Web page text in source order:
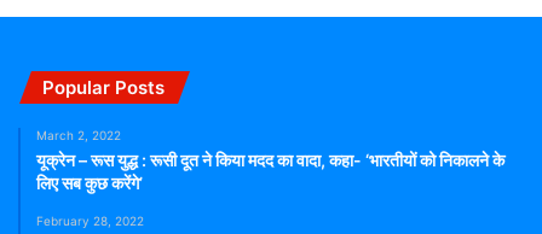
Popular Posts
March 2, 2022
यूक्रेन – रूस युद्ध : रूसी दूत ने किया मदद का वादा, कहा- ‘भारतीयों को निकालने के
लिए सब कुछ करेंगे’
February 28, 2022